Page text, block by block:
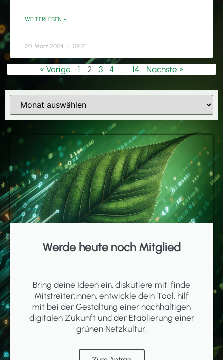
WEITERLESEN »
20. März 2024 09:17
« Vorige 1 2 3 4 14 Nächste »
Werde heute noch Mitglied
Bring deine Ideen ein, diskutiere mit, finde
Mitstreiter:innen, entwickle dein Tool, hilf
mit bei der Gestaltung einer nachhaltigen
digitalen Zukunft und der Etablierung einer
grünen Netzkultur.